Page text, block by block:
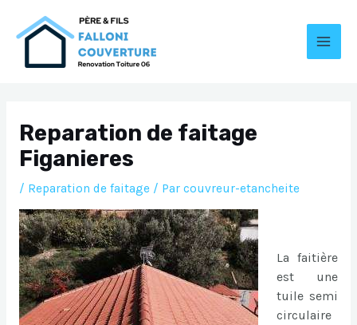
Reparation de faitage
Figanieres
/ Reparation de faitage/ Par couvreur-etancheite
La faitière
est une
tuile semi
circulaire